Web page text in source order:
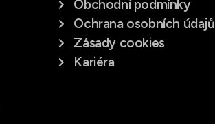
Obchodní podmínky
Ochrana osobních údajů
Zásady cookies
Kariéra